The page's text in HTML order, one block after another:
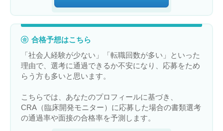
合格予想はこちら
「社会人経験が少ない」「転職回数が多い」といった
理由で、選考に通過できるか不安になり、応募をため
らう方も多いと思います。
こちらでは、あなたのプロフィールに基づき、
CRA（臨床開発モニター）に応募した場合の書類選考
の通過率や面接の合格率を予測します。